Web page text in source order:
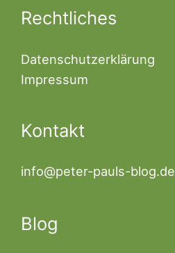
Rechtliches
Datenschutzerklärung
Impressum
Kontakt
info@peter-pauls-blog.de
Blog